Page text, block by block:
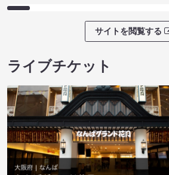
サイトを閲覧する
ライブチケット